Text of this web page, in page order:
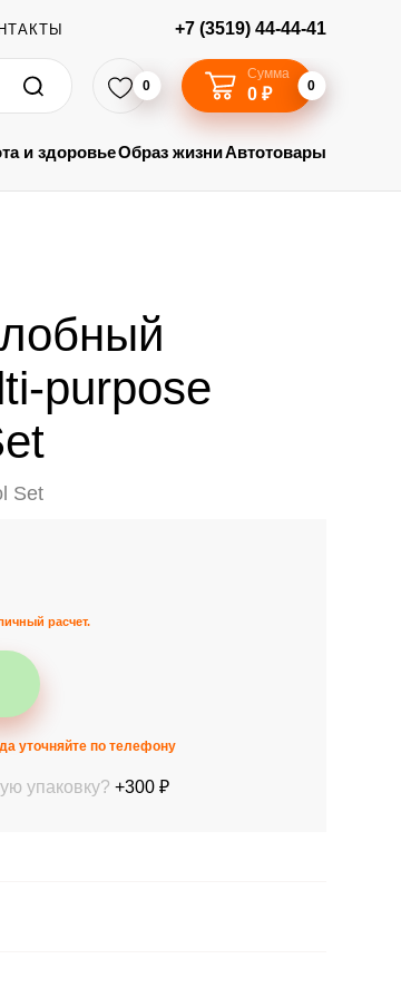
+7 (3519) 44-44-41
0
Сумма
0 ₽ 0
и здоровьеОбраз жизниАвтотовары
purpose
Set
расчет.
уточняйте по телефону
упаковку? +300 ₽